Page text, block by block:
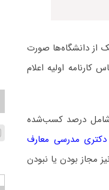
از دانشگاه‌ها صورت
اولیه اعلام
شامل درصد کسب‌شده
مدرسی معارف
مجاز بودن یا نبودن